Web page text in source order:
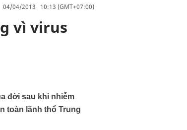
04/04/2013 10:13 (GMT+07:00)
vì virus
đời sau khi nhiễm
toàn lãnh thổ Trung